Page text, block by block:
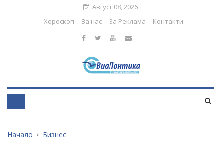
Август 08, 2026
Хороскоп
За нас За Реклама Контакти
Начало Бизнес